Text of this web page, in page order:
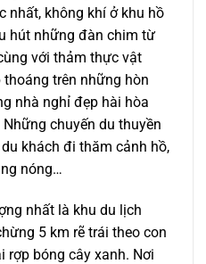
nhất, không khí ở khu hồ
hút những đàn chim từ
với thảm thực vật
trên những hòn
nhà nghỉ đẹp hài hòa
chuyến du thuyền
khách đi thăm cảnh hồ,
nóng…
nhất là khu du lịch
5 km rẽ trái theo con
bóng cây xanh. Nơi